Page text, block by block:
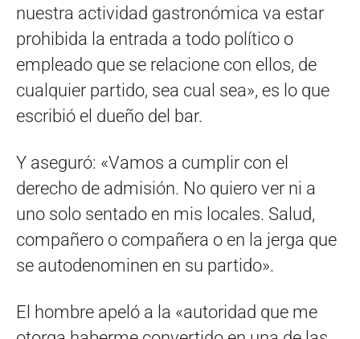
nuestra actividad gastronómica va estar
prohibida la entrada a todo político o
empleado que se relacione con ellos, de
cualquier partido, sea cual sea», es lo que
escribió el dueño del bar.
Y aseguró: «Vamos a cumplir con el
derecho de admisión. No quiero ver ni a
uno solo sentado en mis locales. Salud,
compañero o compañera o en la jerga que
se autodenominen en su partido».
El hombre apeló a la «autoridad que me